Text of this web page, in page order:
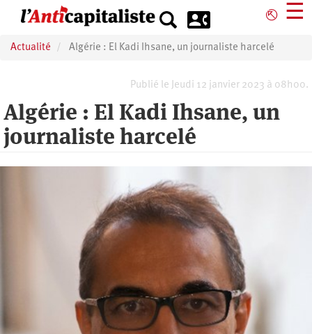
principal
⎋ ☰
Actualité Algérie : El Kadi Ihsane, un journaliste harcelé
Publié le Jeudi 12 janvier 2023 à 08h00.
Algérie : El Kadi Ihsane, un
journaliste harcelé